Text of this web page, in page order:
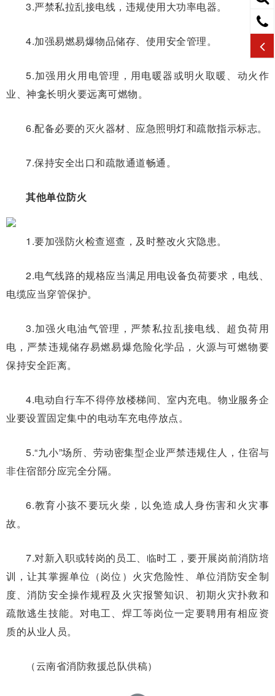
3.严禁私拉乱接电线，违规使用大功率电器。
4.加强易燃易爆物品储存、使用安全管理。
5.加强用火用电管理，用电暖器或明火取暖、动火作
业、神龛长明火要远离可燃物。
6.配备必要的灭火器材、应急照明灯和疏散指示标志。
7.保持安全出口和疏散通道畅通。
其他单位防火
1.要加强防火检查巡查，及时整改火灾隐患。
2.电气线路的规格应当满足用电设备负荷要求，电线、
电缆应当穿管保护。
3.加强火电油气管理，严禁私拉乱接电线、超负荷用
电，严禁违规储存易燃易爆危险化学品，火源与可燃物要
保持安全距离。
4.电动自行车不得停放楼梯间、室内充电。物业服务企
业要设置固定集中的电动车充电停放点。
5.“九小”场所、劳动密集型企业严禁违规住人，住宿与
非住宿部分应完全分隔。
6.教育小孩不要玩火柴，以免造成人身伤害和火灾事
故。
7.对新入职或转岗的员工、临时工，要开展岗前消防培
训，让其掌握单位（岗位）火灾危险性、单位消防安全制
度、消防安全操作规程及火灾报警知识、初期火灾扑救和
疏散逃生技能。对电工、焊工等岗位一定要聘用有相应资
质的从业人员。
（云南省消防救援总队供稿）